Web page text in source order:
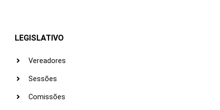
LEGISLATIVO
Vereadores
Sessões
Comissões